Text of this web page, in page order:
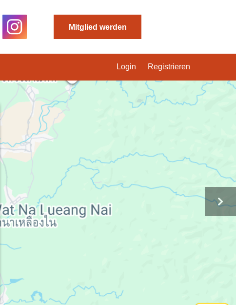
Mitglied werden
Login Registrieren